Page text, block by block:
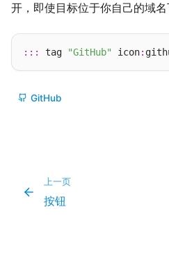
开，即使目标位于你自己的域名
::: tag "GitHub" icon:
GitHub
上一页
按钮